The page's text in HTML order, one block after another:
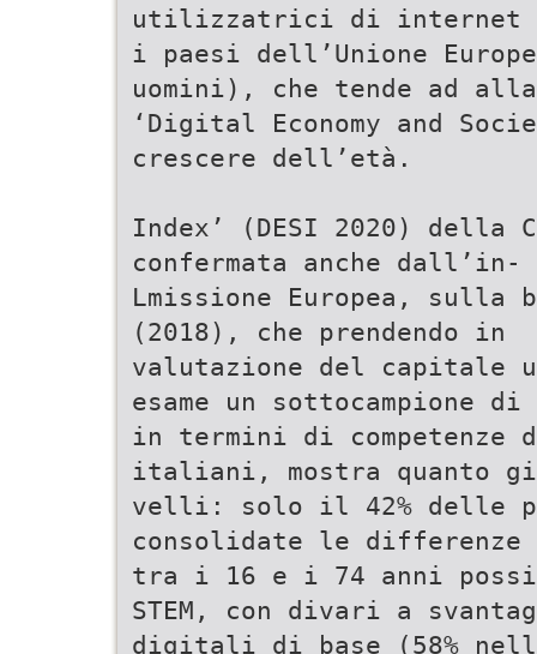
utilizzatrici di internet
i paesi dell’Unione
uomini), che tende ad
‘Digital Economy and
crescere dell’età.
Index’ (DESI 2020) della
confermata anche dall’in-
Lmissione Europea, sulla
(2018), che prendendo in
valutazione del capitale
esame un sottocampione
in termini di
italiani, mostra quanto
velli: solo il 42% delle
consolidate le differenze
tra i 16 e i 74 anni
STEM, con divari a
digitali di base (58%